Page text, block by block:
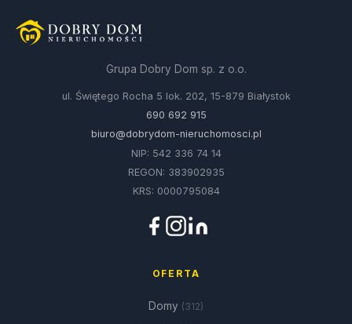
Grupa Dobry Dom sp. z o.o.
ul. Świętego Rocha 5 lok. 202, 15-879 Białystok
690 692 915
biuro@dobrydom-nieruchomosci.pl
NIP: 542 336 74 14
REGON: 383902935
KRS: 0000795084
OFERTA
Domy (312)